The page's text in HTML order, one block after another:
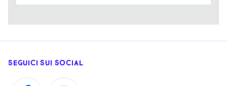
SEGUICI SUI SOCIAL